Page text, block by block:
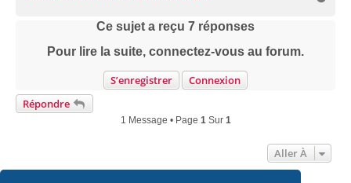
Ce sujet a reçu 7 réponses
Pour lire la suite, connectez-vous au forum.
S’enregistrer
Connexion
Répondre
1 Message • Page 1 Sur 1
Aller À